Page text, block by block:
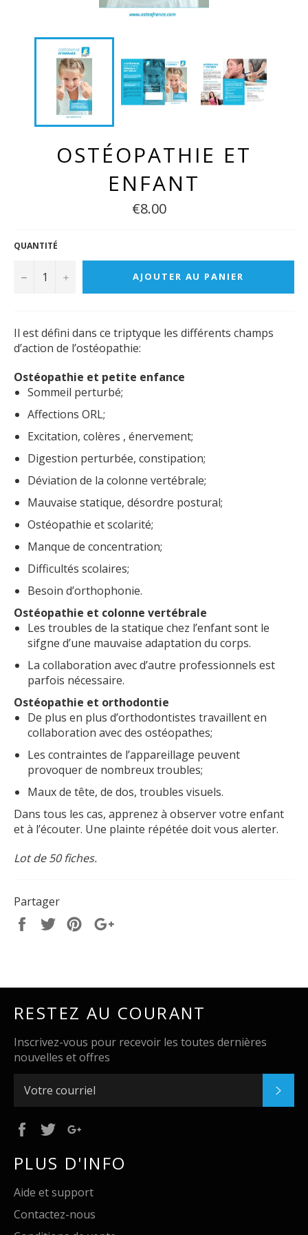
OSTÉOPATHIE ET
ENFANT
€8.00
QUANTITÉ
− + AJOUTER AU PANIER
Il est défini dans ce triptyque les différents champs
d’action de l’ostéopathie:
Ostéopathie et petite enfance
Sommeil perturbé;
Affections ORL;
Excitation, colères , énervement;
Digestion perturbée, constipation;
Déviation de la colonne vertébrale;
Mauvaise statique, désordre postural;
Ostéopathie et scolarité;
Manque de concentration;
Difficultés scolaires;
Besoin d’orthophonie.
Ostéopathie et colonne vertébrale
Les troubles de la statique chez l’enfant sont le
sifgne d’une mauvaise adaptation du corps.
La collaboration avec d’autre professionnels est
parfois nécessaire.
Ostéopathie et orthodontie
De plus en plus d’orthodontistes travaillent en
collaboration avec des ostéopathes;
Les contraintes de l’appareillage peuvent
provoquer de nombreux troubles;
Maux de tête, de dos, troubles visuels.
Dans tous les cas, apprenez à observer votre enfant
et à l’écouter. Une plainte répétée doit vous alerter.
Lot de 50 fiches.
Partager
PartagerTweeterÉpingler
RESTEZ AU COURANT
Inscrivez-vous pour recevoir les toutes dernières
nouvelles et offres
FacebookTwitter
PLUS D'INFO
Aide et support
Contactez-nous